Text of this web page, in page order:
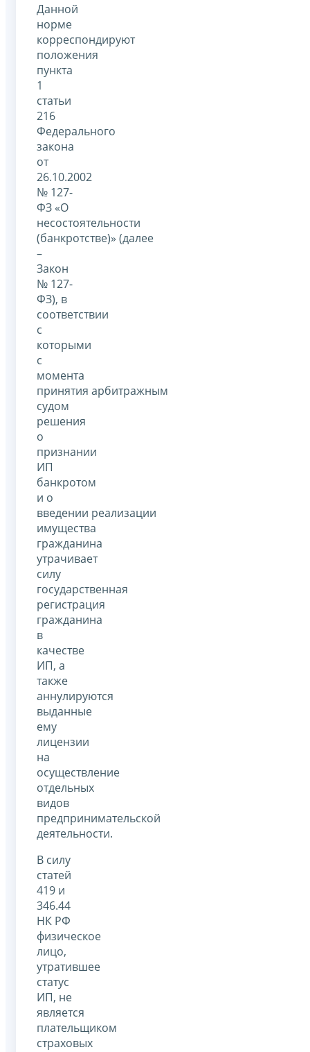
Данной
норме
корреспондируют
положения
пункта
1
статьи
216
Федерального
закона
от
26.10.2002
№ 127-
ФЗ «О
несостоятельности
(банкротстве)» (далее
–
Закон
№ 127-
ФЗ), в
соответствии
с
которыми
с
момента
принятия арбитражным
судом
решения
о
признании
ИП
банкротом
и о
введении реализации
имущества
гражданина
утрачивает
силу
государственная
регистрация
гражданина
в
качестве
ИП, а
также
аннулируются
выданные
ему
лицензии
на
осуществление
отдельных
видов
предпринимательской
деятельности.
В силу
статей
419 и
346.44
НК РФ
физическое
лицо,
утратившее
статус
ИП, не
является
плательщиком
страховых